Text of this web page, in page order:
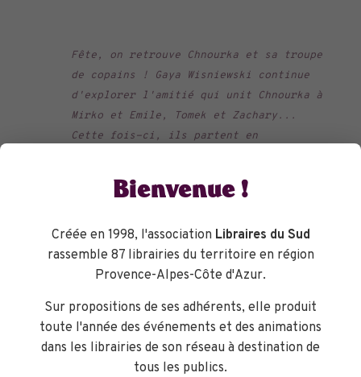
Fête, on retrouve Chnourka et sa troupe
de copains ! Gaya Wisniewski continue
d'explorer l'amitié qui unit Chnourka à
Mirko et Emile, Tomek et Zachary...
Cette fois-ci, ils partent en
en route dans la nuit étoilée." Immense
coup de coeur pour le 3ème opus de cette
Librairie Maupetit
Réserver
Bienvenue !
Créée en 1998, l'association Libraires du Sud
rassemble 87 librairies du territoire en région
Provence-Alpes-Côte d'Azur.
Sur propositions de ses adhérents, elle produit
toute l'année des événements et des animations
dans les librairies de son réseau à destination de
tous les publics.